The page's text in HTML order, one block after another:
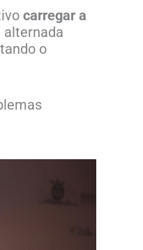
carregar a
alternada
o